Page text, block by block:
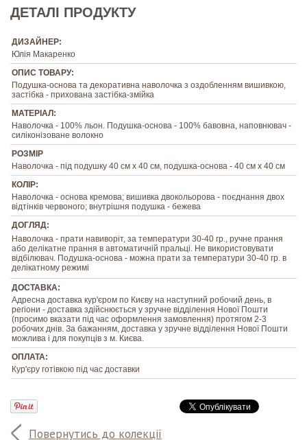
Повернутись до колекції
ДЕТАЛІ ПРОДУКТУ
ДИЗАЙНЕР:
Юлія Макаренко
ОПИС ТОВАРУ:
Подушка-основа та декоративна наволочка з оздобленням вишивкою,
застібка - прихована застібка-змійка
МАТЕРІАЛ:
Наволочка - 100% льон. Подушка-основа - 100% бавовна, наповнювач -
силіконізоване волокно
РОЗМІР
Наволочка - під подушку 40 см х 40 см, подушка-основа - 40 см х 40 см
КОЛІР:
Наволочка - основа кремова; вишивка двокольорова - поєднання двох
відтінків червоного; внутрішня подушка - бежева
ДОГЛЯД:
Наволочка - прати навиворіт, за температури 30-40 гр., ручне прання
або делікатне прання в автоматичній пральці. Не використовувати
відбілювач. Подушка-основа - можна прати за температури 30-40 гр. в
делікатному режимі
ДОСТАВКА:
Адресна доставка кур'єром по Києву на наступний робочий день, в
регіони - доставка здійснюється у зручне відділення Нової Пошти
(просимо вказати під час оформлення замовлення) протягом 2-3
робочих днів. За бажанням, доставка у зручне відділення Нової Пошти
можлива і для покупців з м. Києва.
ОПЛАТА:
Кур'єру готівкою під час доставки